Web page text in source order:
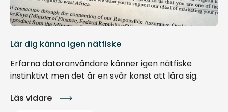
Lär dig känna igen nätfiske
Erfarna datoranvändare känner igen nätfiske
instinktivt men det är en svår konst att lära sig.
Läs vidare